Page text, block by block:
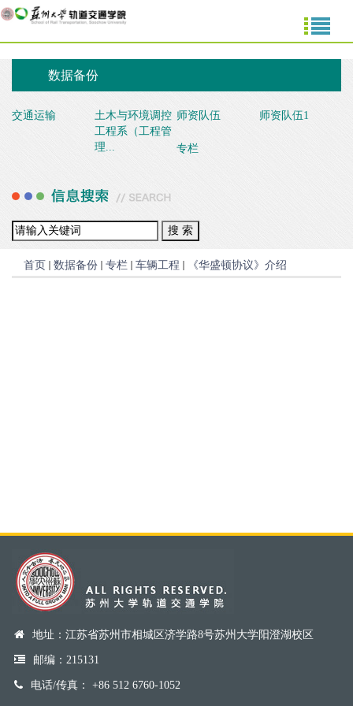
数据备份
交通运输
土木与环境调控
工程系（工程管
理...
师资队伍 师资队伍1
专栏
首页 数据备份 专栏 车辆工程 《华盛顿协议》介绍
地址：江苏省苏州市相城区济学路8号苏州大学阳澄湖校区
邮编：215131
电话/传真： +86 512 6760-1052